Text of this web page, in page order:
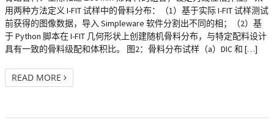
用两种方法定义 I-FIT 试样中的骨料分布：（1）基于实际 I-FIT 试样测试
前获得的图像数据，导入 Simpleware 软件分割出不同的相；（2）基
于 Python 脚本在 I-FIT 几何形状上创建随机骨料分布，与特定配料设计
具有一致的骨料级配和体积比。 图2：骨料分布试样（a）DIC 和 […]
READ MORE